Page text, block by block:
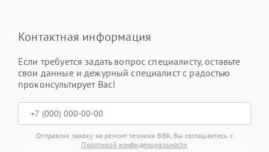
Контактная информация
Если требуется задать вопрос специалисту, оставьте
свои данные и дежурный специалист с радостью
проконсультирует Вас!
Отправляя заявку на ремонт техники BBK, Вы соглашаетесь с
Политикой конфиденциальности